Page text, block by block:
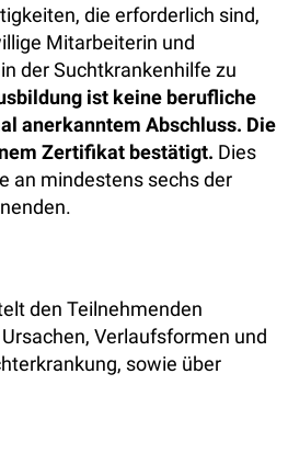
die erforderlich sind,
Mitarbeiterin und
der Suchtkrankenhilfe zu
ist keine berufliche
anerkanntem Abschluss. Die
Zertifikat bestätigt. Dies
an mindestens sechs der
den Teilnehmenden
Verlaufsformen und
sowie über